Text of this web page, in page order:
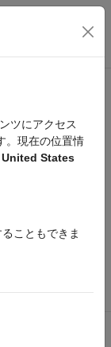
ョン メ
の C++ クラス
ツにアクセス
。現在の位置情
United States
こともできま